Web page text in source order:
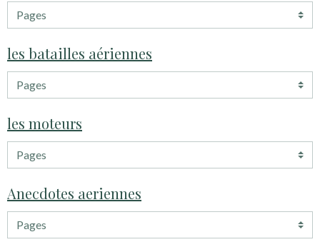
les batailles aériennes
les moteurs
Anecdotes aeriennes